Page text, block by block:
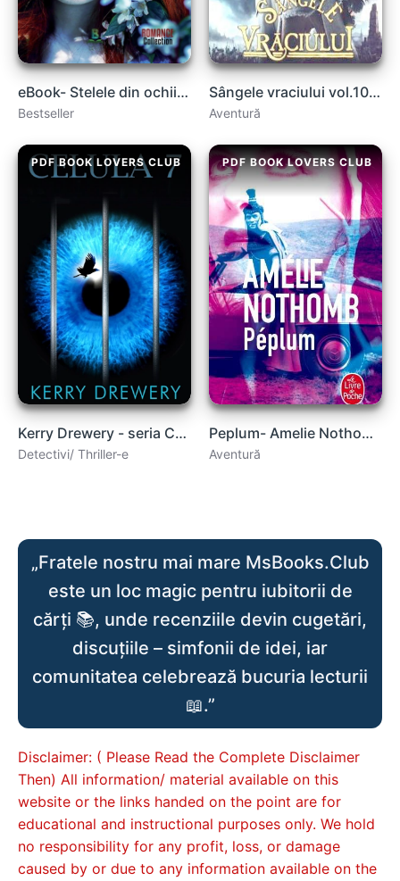
eBook- Stelele din ochii tăi de Denisa Claudia Raicu .PDF
Bestseller
Sângele vraciului vol.10 de Joseph Delaney carte .PDF
Aventură
PDF BOOK LOVERS CLUB
Kerry Drewery - seria Celula 7 - vol.1 Celula 7 .pdf
Detectivi/ Thriller-e
PDF BOOK LOVERS CLUB
Peplum- Amelie Nothomb .PDF
Aventură
„Fratele nostru mai mare MsBooks.Club
este un loc magic pentru iubitorii de
cărți 📚, unde recenziile devin cugetări,
discuțiile – simfonii de idei, iar
comunitatea celebrează bucuria lecturii
📖.”
Disclaimer: ( Please Read the Complete Disclaimer
Then) All information/ material available on this
website or the links handed on the point are for
educational and instructional purposes only. We hold
no responsibility for any profit, loss, or damage
caused by or due to any information available on the